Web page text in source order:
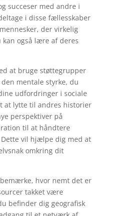
succeser med andre i
i disse fællesskaber
der virkelig
også lære af deres
at bruge støttegrupper
mentale styrke, du
udfordringer i sociale
at lytte til andres historier
perspektiver på
til at håndtere
vil hjælpe dig med at
omkring dit
hvor nemt det er
takket være
befinder dig geografisk